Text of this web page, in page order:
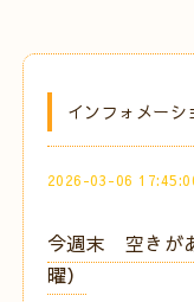
インフォメーシ
2026-03-06
今週末 空きが
曜）